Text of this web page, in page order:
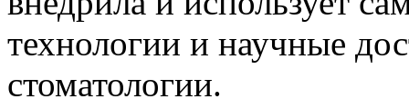
технологии и научные
стоматологии.